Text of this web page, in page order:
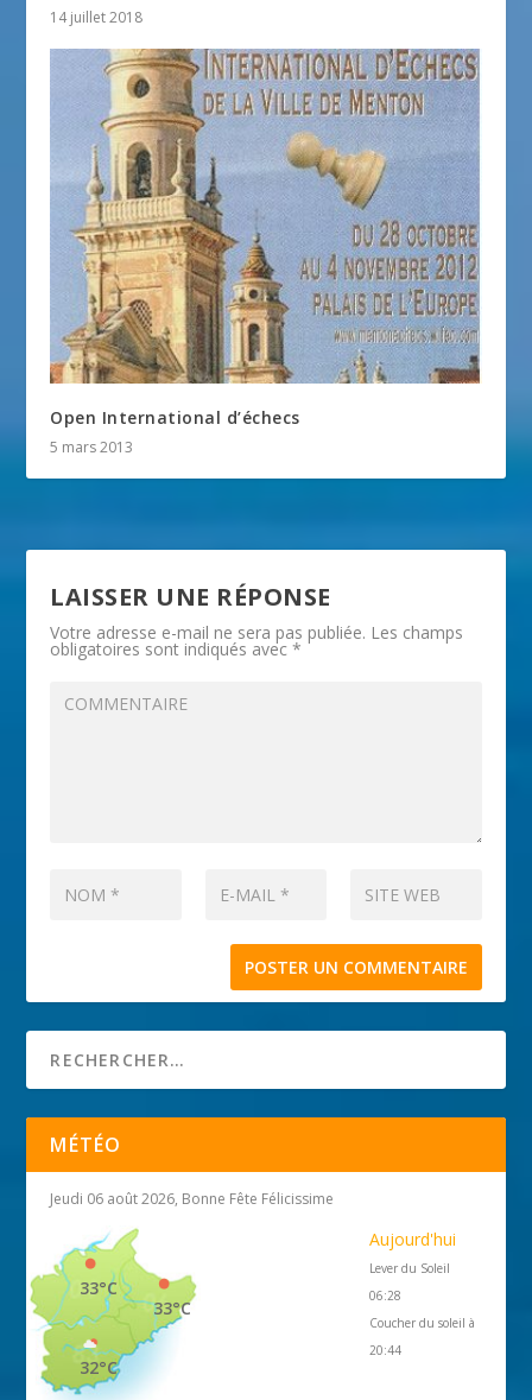
14 juillet 2018
Open International d’échecs
5 mars 2013
LAISSER UNE RÉPONSE
Votre adresse e-mail ne sera pas publiée. Les champs
obligatoires sont indiqués avec*
MÉTÉO
Jeudi 06 août 2026, Bonne Fête Félicissime
33°C
33°C
32°C
Aujourd'hui
Lever du Soleil
06:28
Coucher du soleil à
20:44